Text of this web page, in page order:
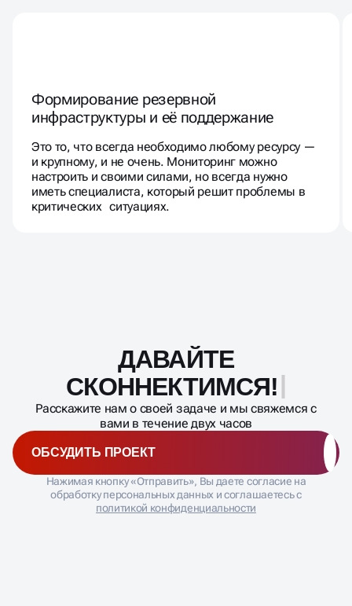
Формирование резервной
инфраструктуры и её поддержание
Это то, что всегда необходимо любому ресурсу —
и крупному, и не очень. Мониторинг можно
настроить и своими силами, но всегда нужно
иметь специалиста, который решит проблемы в
критических ситуациях.
Масштабирование
процесса
ДАВАЙТЕ
СКОННЕКТИМСЯ!
Расскажите нам о своей задаче и мы свяжемся с
вами в течение двух часов
ОБСУДИТЬ ПРОЕКТ
Нажимая кнопку «Отправить», Вы даете согласие на
обработку персональных данных и соглашаетесь с
политикой конфиденциальности